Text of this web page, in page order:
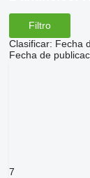
Filtro
Clasificar: Fecha
Fecha de
7